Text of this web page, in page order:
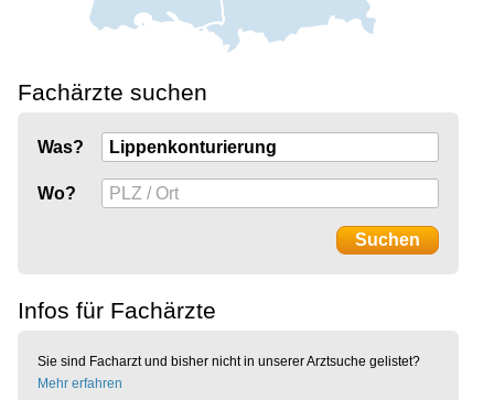
Fachärzte suchen
Was?
Wo?
Infos für Fachärzte
Sie sind Facharzt und bisher nicht in unserer Arztsuche gelistet?
Mehr erfahren